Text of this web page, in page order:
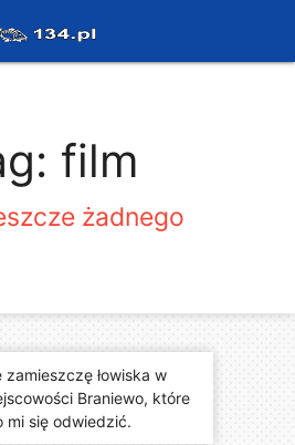
film
żadnego
zamieszczę łowiska w
Braniewo, które
mi się odwiedzić.